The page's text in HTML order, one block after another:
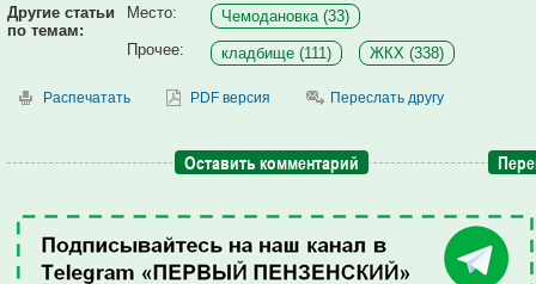
Другие статьи
по темам:
Место:
Чемодановка (33)
Прочее:
кладбище (111) ЖКХ (338)
Распечатать PDF версия Переслать другу
Оставить комментарий